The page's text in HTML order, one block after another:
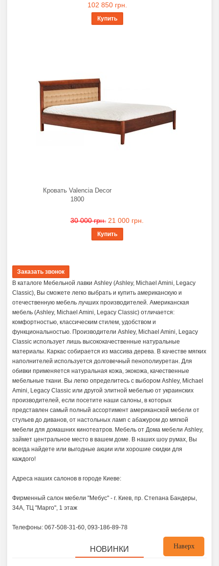
102 850 грн.
Купить
Кровать Valencia Decor
1800
30 000 грн. 21 000 грн.
Купить
В каталоге Мебельной лавки Ashley (Ashley, Michael Amini, Legacy
Classic), Вы сможете легко выбрать и купить американскую и
отечественную мебель лучших производителей. Американская
мебель (Ashley, Michael Amini, Legacy Classic) отличается:
комфортностью, классическим стилем, удобством и
функциональностью. Производители Ashley, Michael Amini, Legacy
Classic использует лишь высококачественные натуральные
материалы. Каркас собирается из массива дерева. В качестве мягких
наполнителей используется долговечный пенополиуретан. Для
обивки применяется натуральная кожа, экокожа, качественные
мебельные ткани. Вы легко определитесь с выбором Ashley, Michael
Amini, Legacy Classic или другой элитной мебелью от украинских
производителей, если посетите наши салоны, в которых
представлен самый полный ассортимент американской мебели от
стульев до диванов, от настольных ламп с абажуром до мягкой
мебели для домашних кинотеатров. Мебель от Дома мебели Ashley,
займет центральное место в вашем доме. В наших шоу румах, Вы
всегда найдете или выгодные акции или хорошие скидки для
каждого!
Адреса наших салонов в городе Киеве:
Фирменный салон мебели "Мебус" - г. Киев, пр. Степана Бандеры,
34А, ТЦ "Марго", 1 этаж
Телефоны: 067-508-31-60, 093-186-89-78
НОВИНКИ Наверх